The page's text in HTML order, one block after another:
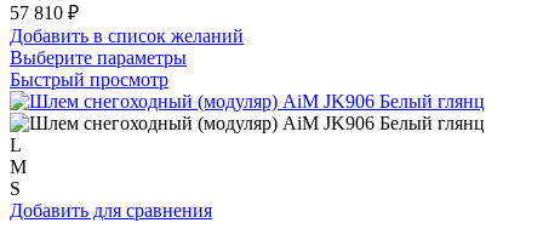
57 810 ₽
Добавить в список желаний
Выберите параметрыЭтот
имеет
несколько
выбрать
Быстрый просмотр
L
M
S
Добавить для сравнения